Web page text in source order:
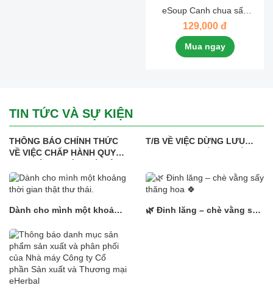
eSoup Canh chua sấy
thăng hoa eHerbal
129,000 đ
Mua ngay
TIN TỨC VÀ SỰ KIỆN
THÔNG BÁO CHÍNH THỨC
VỀ VIỆC CHẤP HÀNH QUYẾT
BẢO QUYỀN LỢI KHÁCH
HÀNG
T/B VỀ VIỆC DỪNG LƯU
09/EHERBAL/2025_Lô
011225 sản xuất ngày
03/12/2026
Dành cho mình một khoảng
🌿 Đinh lăng – chè vằng sấy